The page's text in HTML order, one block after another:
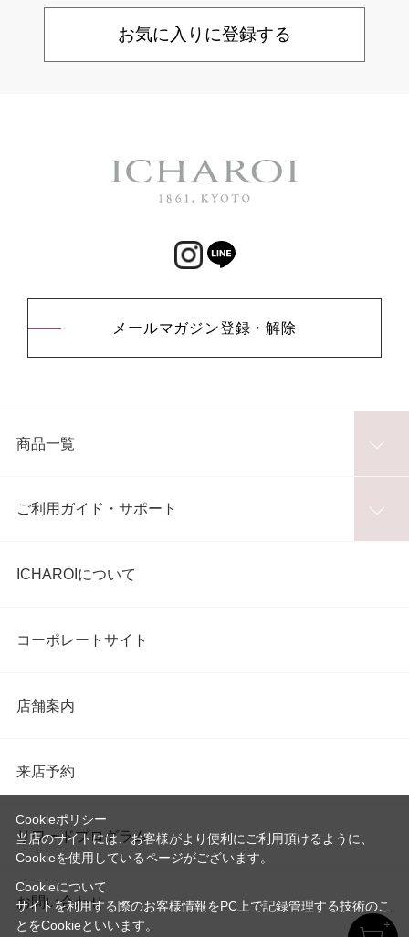
お気に入りに登録する
メールマガジン登録・解除
商品一覧
ご利用ガイド・サポート
ICHAROIについて
コーポレートサイト
店舗案内
来店予約
リワードプログラム
お問い合わせ
Cookieポリシー
当店のサイトには、お客様がより便利にご利用頂けるように、
Cookieを使用しているページがございます。
Cookieについて
サイトを利用する際のお客様情報をPC上で記録管理する技術のこ
とをCookieといいます。